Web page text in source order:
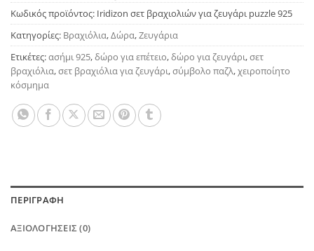
Κωδικός προϊόντος: Iridizon σετ βραχιολιών για ζευγάρι puzzle 925
Κατηγορίες: Βραχιόλια,Δώρα,Ζευγάρια
Ετικέτες:ασήμι 925,δώρο για επέτειο,δώρο για ζευγάρι,σετ
βραχιόλια,σετ βραχιόλια για ζευγάρι,σύμβολο παζλ,χειροποίητο
κόσμημα
ΠΕΡΙΓΡΑΦΉ
ΑΞΙΟΛΟΓΉΣΕΙΣ (0)